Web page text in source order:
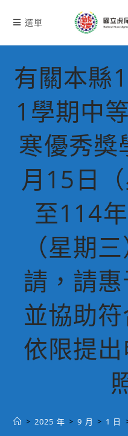
選單
有關本縣
1學期中
寒優秀獎
月15日
至114
（星期
請，請
並協助
依限提
> 2025 年 > 9 月 > 1 日